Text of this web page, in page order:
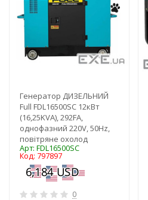
Генератор ДИЗЕЛЬНИЙ
Full FDL16500SC 12кВт
(16,25KVA), 292FA,
однофазний 220V, 50Hz,
повітряне охолод
Арт: FDL16500SC
Код: 797897
0